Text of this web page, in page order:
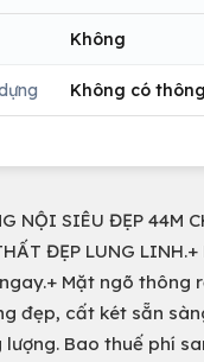
Không
Không có
NỘI SIÊU ĐẸP 44M
ĐẸP LUNG
Mặt ngõ thông
đẹp, cất két sẵn
lượng. Bao thuế phí